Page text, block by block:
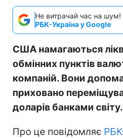
Не витрачай час на шум!
РБК-Україна у Google
США намагаються
обмінних пунктів
компаній. Вони
приховано
доларів банками світу.
Про це повідомляє